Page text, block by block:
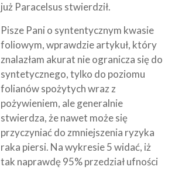
już Paracelsus stwierdził.
Pisze Pani o syntentycznym kwasie
foliowym, wprawdzie artykuł, który
znalazłam akurat nie ogranicza się do
syntetycznego, tylko do poziomu
folianów spożytych wraz z
pożywieniem, ale generalnie
stwierdza, że nawet może się
przyczyniać do zmniejszenia ryzyka
raka piersi. Na wykresie 5 widać, iż
tak naprawdę 95% przedział ufności